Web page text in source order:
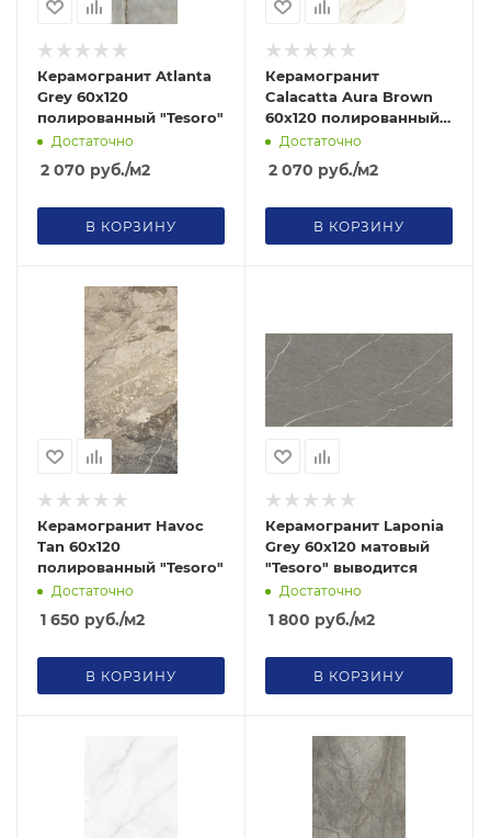
Керамогранит Atlanta
Grey 60х120
полированный "Tesoro"
Достаточно
2 070 руб./м2
В КОРЗИНУ
Керамогранит
Calacatta Aura Brown
60х120 полированный
"Tesoro"
Достаточно
2 070 руб./м2
В КОРЗИНУ
Керамогранит Havoc
Tan 60х120
полированный "Tesoro"
Достаточно
1 650 руб./м2
В КОРЗИНУ
Керамогранит Laponia
Grey 60х120 матовый
"Tesoro" выводится
Достаточно
1 800 руб./м2
В КОРЗИНУ